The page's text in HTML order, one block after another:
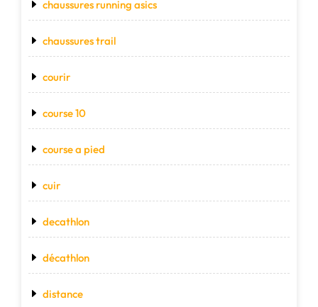
chaussures running asics
chaussures trail
courir
course 10
course a pied
cuir
decathlon
décathlon
distance